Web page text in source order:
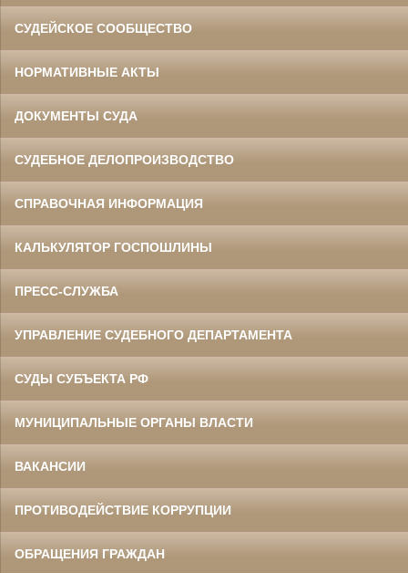
СУДЕЙСКОЕ СООБЩЕСТВО
НОРМАТИВНЫЕ АКТЫ
ДОКУМЕНТЫ СУДА
СУДЕБНОЕ ДЕЛОПРОИЗВОДСТВО
СПРАВОЧНАЯ ИНФОРМАЦИЯ
КАЛЬКУЛЯТОР ГОСПОШЛИНЫ
ПРЕСС-СЛУЖБА
УПРАВЛЕНИЕ СУДЕБНОГО ДЕПАРТАМЕНТА
СУДЫ СУБЪЕКТА РФ
МУНИЦИПАЛЬНЫЕ ОРГАНЫ ВЛАСТИ
ВАКАНСИИ
ПРОТИВОДЕЙСТВИЕ КОРРУПЦИИ
ОБРАЩЕНИЯ ГРАЖДАН